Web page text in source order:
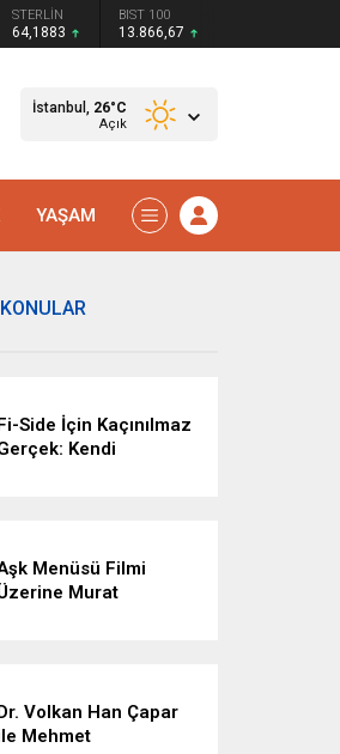
STERLİN
64,1883
BIST 100
13.866,67
İstanbul, 26°C
Açık
YAŞAM
Side İçin Kaçınılmaz
Kendi
Menüsü Filmi
Murat
Volkan Han Çapar
Mehmet